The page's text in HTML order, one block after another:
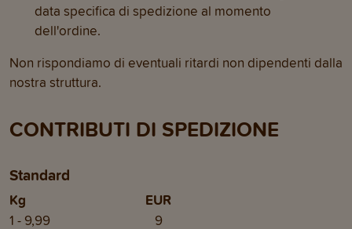
data specifica di spedizione al momento
dell'ordine.
Non rispondiamo di eventuali ritardi non dipendenti dalla
nostra struttura.
CONTRIBUTI DI SPEDIZIONE
Standard
Kg
EUR
1 - 9,99
9